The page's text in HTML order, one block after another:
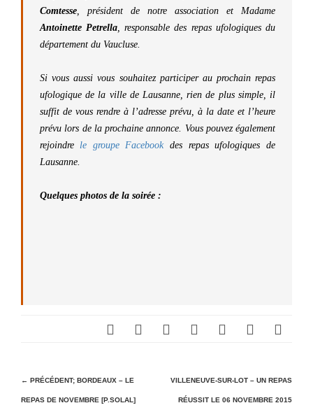
Comtesse, président de notre association et Madame
Antoinette Petrella, responsable des repas ufologiques du
département du Vaucluse.
Si vous aussi vous souhaitez participer au prochain repas
ufologique de la ville de Lausanne, rien de plus simple, il
suffit de vous rendre à l’adresse prévu, à la date et l’heure
prévu lors de la prochaine annonce. Vous pouvez également
rejoindre le groupe Facebookdes repas ufologiques de
Lausanne.
Quelques photos de la soirée :
N
a
← PRÉCÉDENT; BORDEAUX – LE
REPAS DE NOVEMBRE [P.SOLAL]
VILLENEUVE-SUR-LOT – UN REPAS
RÉUSSIT LE 06 NOVEMBRE 2015